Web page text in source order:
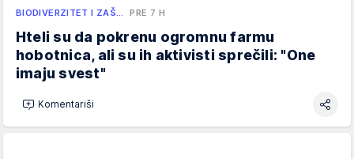
BIODIVERZITET I ZAŠ… PRE 7 H
Hteli su da pokrenu ogromnu farmu
hobotnica, ali su ih aktivisti sprečili: "One
imaju svest"
Komentariši